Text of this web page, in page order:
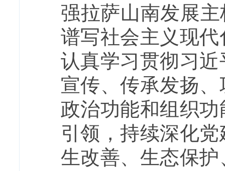
强拉萨山南发展
谱写社会主义现
认真学习贯彻习
宣传、传承发扬
政治功能和组织
引领，持续深化
生改善、生态保